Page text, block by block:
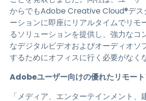
からでもAdobe Creative Cloud®デス
ーションに即座にリアルタイムでリモ
るソリューションを提供し、強力なコ
なデジタルビデオおよびオーディオソ
するためにオフィスに行く必要がなく
Adobeユーザー向けの優れたリモー
「メディア、エンターテインメント、